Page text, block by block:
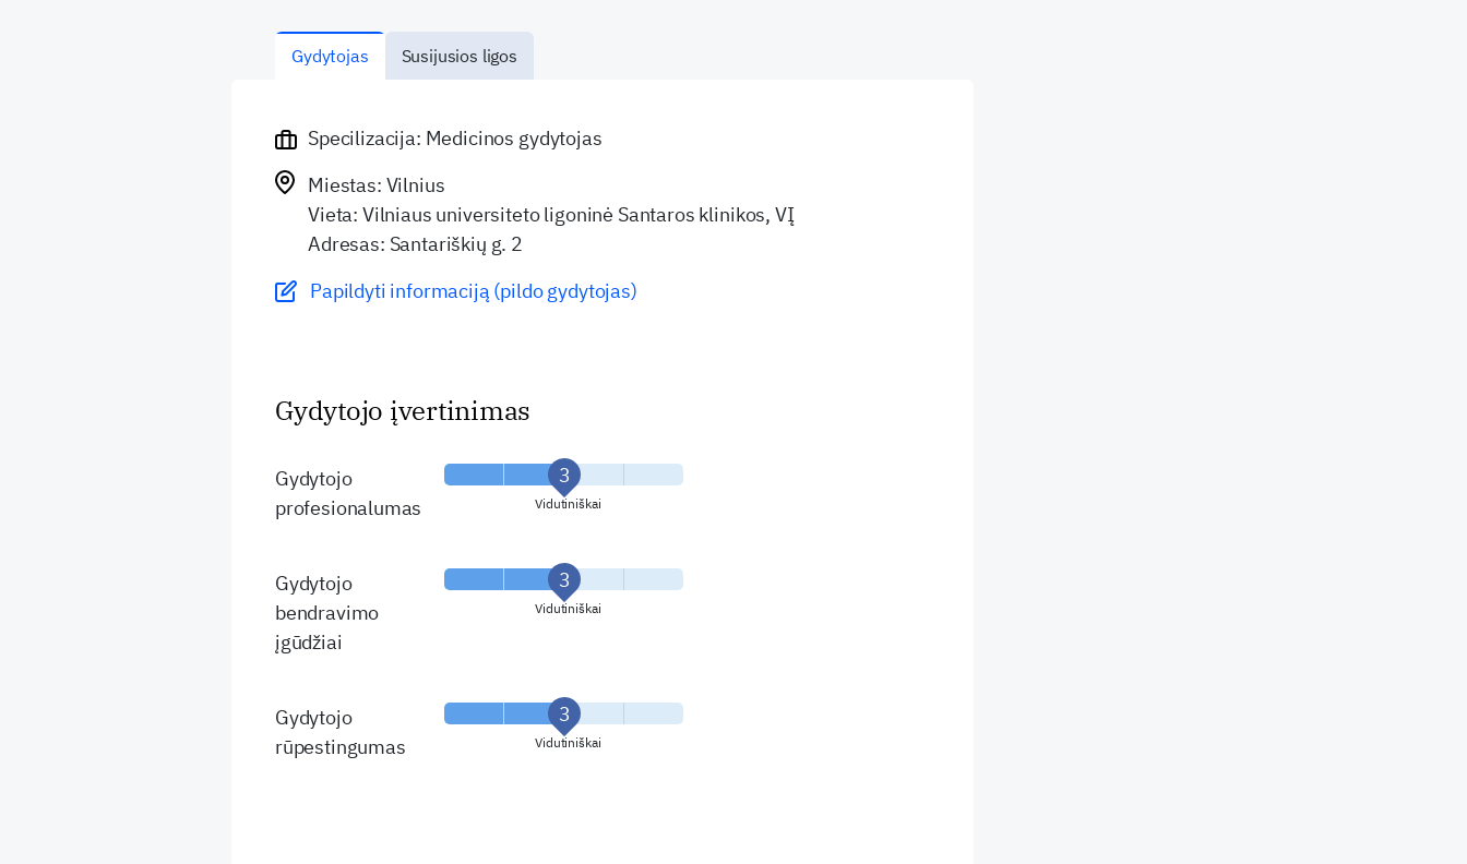
Gydytojas Susijusios ligos
Specilizacija: Medicinos gydytojas
Miestas: Vilnius
Vieta: Vilniaus universiteto ligoninė Santaros klinikos, VĮ
Adresas: Santariškių g. 2
Papildyti informaciją (pildo gydytojas)
Gydytojo įvertinimas
Gydytojo
profesionalumas
Vidutiniškai
Gydytojo
bendravimo
įgūdžiai
Vidutiniškai
Gydytojo
rūpestingumas
Vidutiniškai